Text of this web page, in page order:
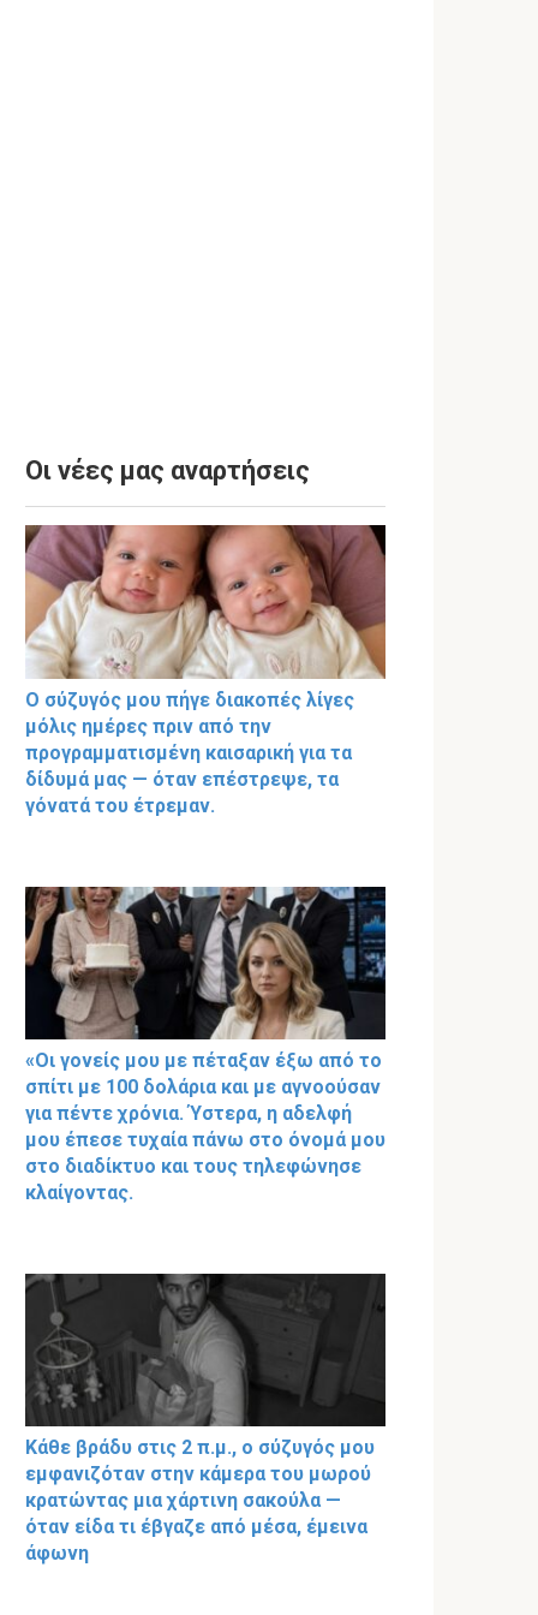
Οι νέες μας αναρτήσεις
Ο σύζυγός μου πήγε διακοπές λίγες
μόλις ημέρες πριν από την
προγραμματισμένη καισαρική για τα
δίδυμά μας — όταν επέστρεψε, τα
γόνατά του έτρεμαν.
«Οι γονείς μου με πέταξαν έξω από το
σπίτι με 100 δολάρια και με αγνοούσαν
για πέντε χρόνια. Ύστερα, η αδελφή
μου έπεσε τυχαία πάνω στο όνομά μου
στο διαδίκτυο και τους τηλεφώνησε
κλαίγοντας.
Κάθε βράδυ στις 2 π.μ., ο σύζυγός μου
εμφανιζόταν στην κάμερα του μωρού
κρατώντας μια χάρτινη σακούλα —
όταν είδα τι έβγαζε από μέσα, έμεινα
άφωνη